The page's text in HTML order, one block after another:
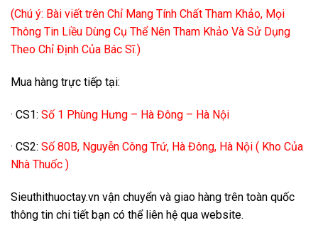
(Chú ý: Bài viết trên Chỉ Mang Tính Chất Tham Khảo, Mọi
Thông Tin Liều Dùng Cụ Thể Nên Tham Khảo Và Sử Dụng
Theo Chỉ Định Của Bác Sĩ.)
Mua hàng trực tiếp tại:
· CS1: Số 1 Phùng Hưng – Hà Đông – Hà Nội
· CS2: Số 80B, Nguyễn Công Trứ, Hà Đông, Hà Nội ( Kho Của
Nhà Thuốc )
Sieuthithuoctay.vn vận chuyển và giao hàng trên toàn quốc
thông tin chi tiết bạn có thể liên hệ qua website.